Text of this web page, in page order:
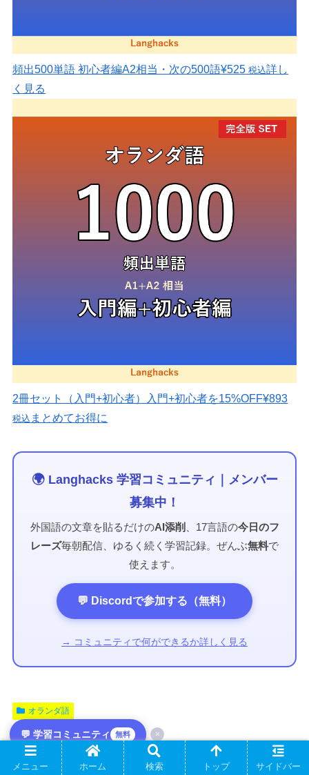
頻出500単語 初心者編A2相当・次の500語¥525 税込詳し
く見る
2冊セット（入門+初心者） 入門+初心者を15%OFF¥893
税込 まとめてお得に
🌍 Langhacks 学習コミュニティ｜メンバー
募集中！
外国語の文章を貼るだけのAI添削 、17言語の今日のフ
レーズ毎朝配信、ゆるく続く学習記録。ぜんぶ無料で
使えます。
💬 Discordで参加する（無料）
→ コミュニティで何ができるか詳しく見る
💬 学習コミュニティ 無料 ×
オランダ語
シェアする
メニュー
ホーム 検索 トップ サイドバー